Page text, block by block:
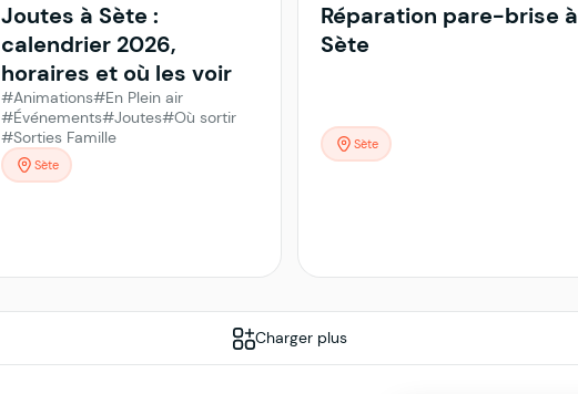
Joutes à Sète :
calendrier 2026,
horaires et où les voir
#Animations#En Plein air
#Événements#Joutes#Où sortir
#Sorties Famille
Sète
Réparation pare-brise à
Sète
Sète
Charger plus